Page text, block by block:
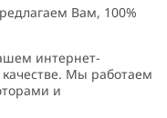
Вам, 100%
интернет-
Мы работаем
и